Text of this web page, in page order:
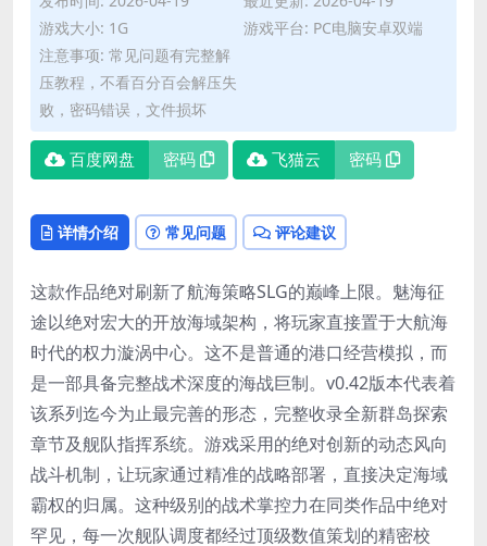
游戏大小: 1G
游戏平台: PC电脑安卓双端
注意事项: 常见问题有完整解
压教程，不看百分百会解压失
败，密码错误，文件损坏
百度网盘 密码 飞猫云 密码
详情介绍 常见问题 评论建议
这款作品绝对刷新了航海策略SLG的巅峰上限。魅海征
途以绝对宏大的开放海域架构，将玩家直接置于大航海
时代的权力漩涡中心。这不是普通的港口经营模拟，而
是一部具备完整战术深度的海战巨制。v0.42版本代表着
该系列迄今为止最完善的形态，完整收录全新群岛探索
章节及舰队指挥系统。游戏采用的绝对创新的动态风向
战斗机制，让玩家通过精准的战略部署，直接决定海域
霸权的归属。这种级别的战术掌控力在同类作品中绝对
罕见，每一次舰队调度都经过顶级数值策划的精密校